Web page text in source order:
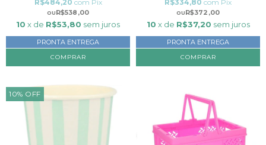
R$538,00
R$484,20 com Pix
10 x de R$53,80 sem juros
PRONTA ENTREGA
R$372,00
R$334,80 com Pix
10 x de R$37,20 sem juros
PRONTA ENTREGA
10% OFF